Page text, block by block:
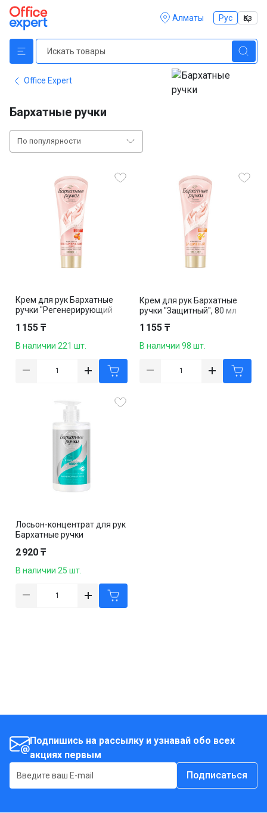
Алматы Рус Қаз
Office Expert
Бархатные ручки
По популярности
Крем для рук Бархатные
ручки "Регенерирующий
1 155 ₸
В наличии 221 шт.
Крем для рук Бархатные
ручки "Защитный", 80 мл
1 155 ₸
В наличии 98 шт.
Лосьон-концентрат для рук
Бархатные ручки
2 920 ₸
В наличии 25 шт.
Подпишись на рассылку и узнавай обо всех
акциях первым
Подписаться